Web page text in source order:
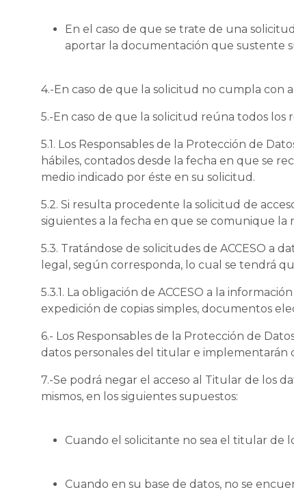
En el caso de que se trate de una
aportar la documentación que sustente
4.-En caso de que la solicitud no cumpla con
5.-En caso de que la solicitud reúna todos
5.1. Los Responsables de la Protección de
hábiles, contados desde la fecha en que se
medio indicado por éste en su solicitud.
5.2. Si resulta procedente la solicitud de
siguientes a la fecha en que se comunique la
5.3. Tratándose de solicitudes de ACCESO a
legal, según corresponda, lo cual se tendrá
5.3.1. La obligación de ACCESO a la
expedición de copias simples, documentos
6.- Los Responsables de la Protección de
datos personales del titular e implementarán
7.-Se podrá negar el acceso al Titular de los
mismos, en los siguientes supuestos:
Cuando el solicitante no sea el titular de
Cuando en su base de datos, no se